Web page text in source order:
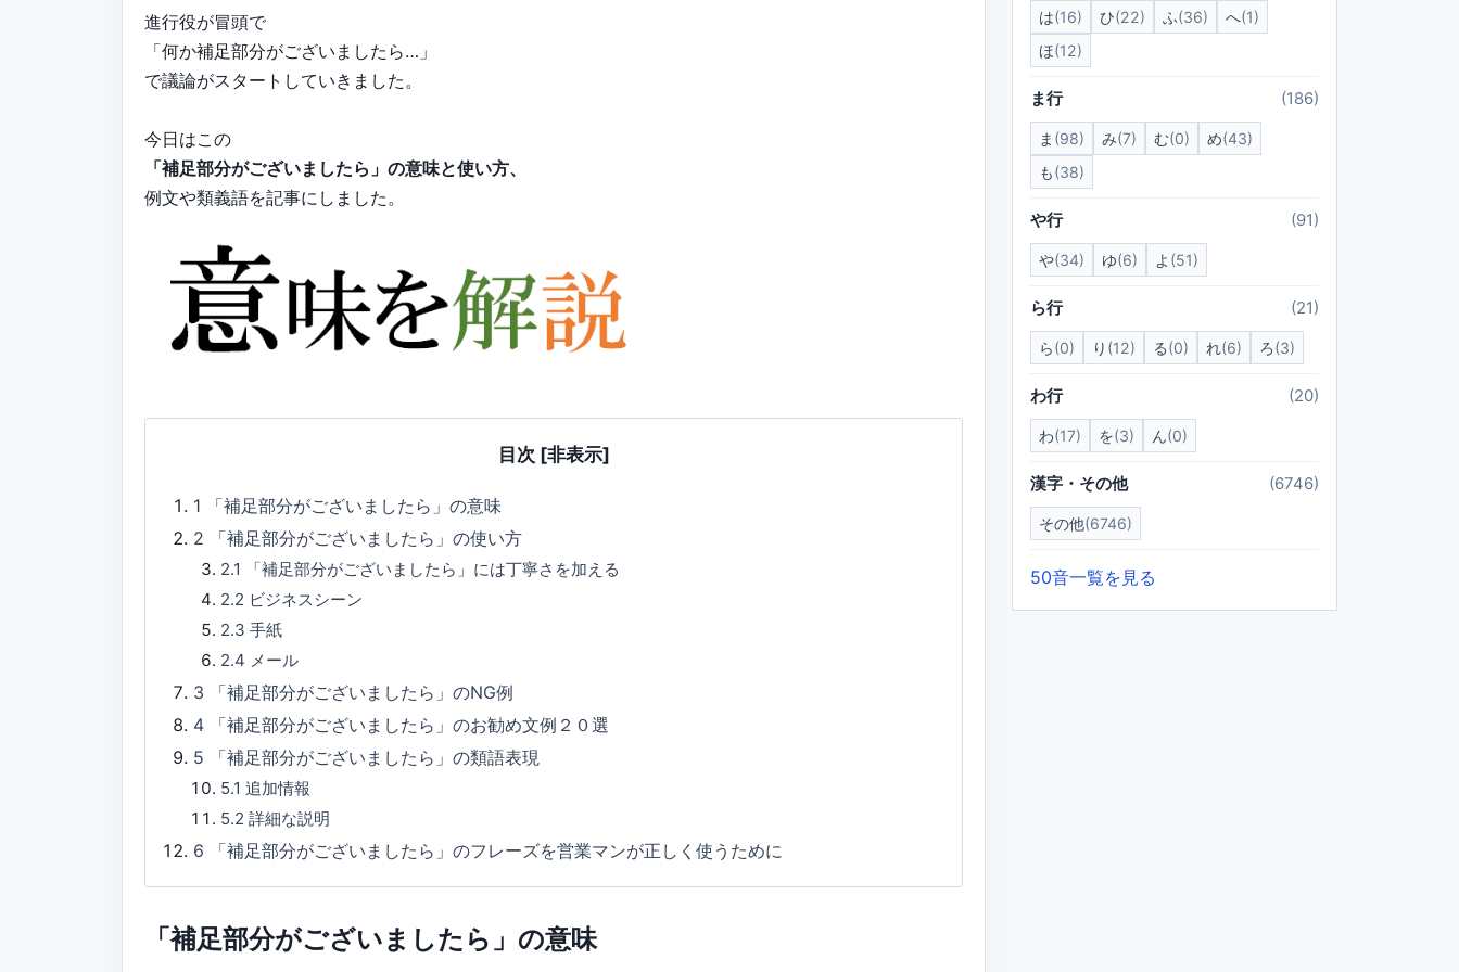
進行役が冒頭で
「何か補足部分がございましたら…」
で議論がスタートしていきました。
今日はこの
「補足部分がございましたら」の意味と使い方、
例文や類義語を記事にしました。
目次 [非表示]
1
「補足部分がございましたら」の意味
2
「補足部分がございましたら」の使い方
2.1
「補足部分がございましたら」には丁寧さを加える
2.2 ビジネスシーン
2.3 手紙
2.4 メール
3
「補足部分がございましたら」のNG例
4
「補足部分がございましたら」のお勧め文例２０選
5
「補足部分がございましたら」の類語表現
5.1 追加情報
5.2 詳細な説明
6 「補足部分がございましたら」のフレーズを営業マンが正しく使うために
「補足部分がございましたら」の意味
は(16) ひ(22) ふ(36) へ(1)
ほ(12)
ま行 (186)
ま (98) み(7) む(0) め(43)
も(38)
や行 (91)
や(34) ゆ(6) よ (51)
ら行 (21)
ら(0) り (12) る(0) れ(6) ろ(3)
わ行 (20)
わ(17) を(3) ん(0)
漢字・その他 (6746)
その他(6746)
50音一覧を見る